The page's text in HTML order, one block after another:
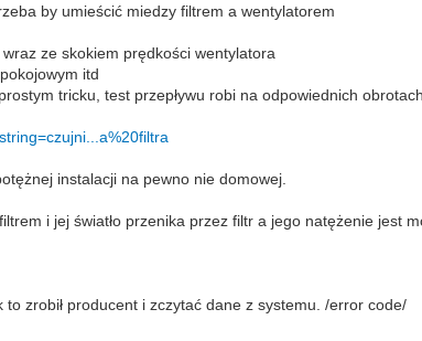
by umieścić miedzy filtrem a wentylatorem
ze skokiem prędkości wentylatora
itd
tricku, test przepływu robi na odpowiednich
instalacji na pewno nie domowej.
i jej światło przenika przez filtr a jego natężenie jest
zrobił producent i zczytać dane z systemu. /error code/